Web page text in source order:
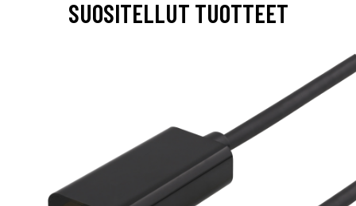
SUOSITELLUT TUOTTEET